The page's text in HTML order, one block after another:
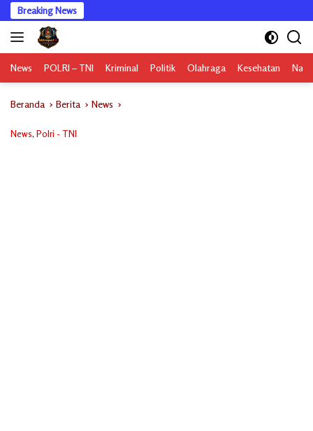
Langsung
ke
konten
Breaking News
News POLRI – TNI Kriminal Politik Olahraga Kesehatan
Beranda Berita News
News, Polri - TNI